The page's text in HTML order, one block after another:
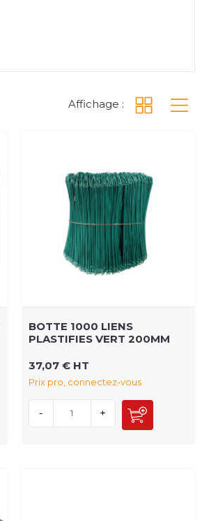
Affichage :
BOTTE 1000 LIENS
PLASTIFIES VERT 200MM
37,07 € HT
Prix pro, connectez-vous
- +